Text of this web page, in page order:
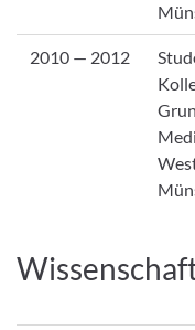
2010 — 2012